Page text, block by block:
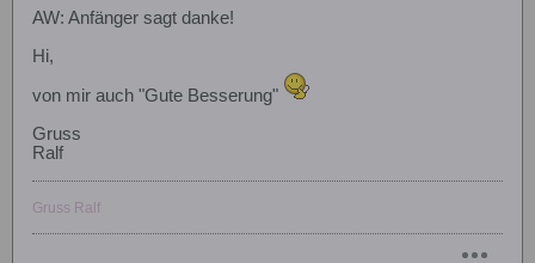
AW: Anfänger sagt danke!
Hi,
von mir auch "Gute Besserung"
Gruss
Ralf
Gruss Ralf